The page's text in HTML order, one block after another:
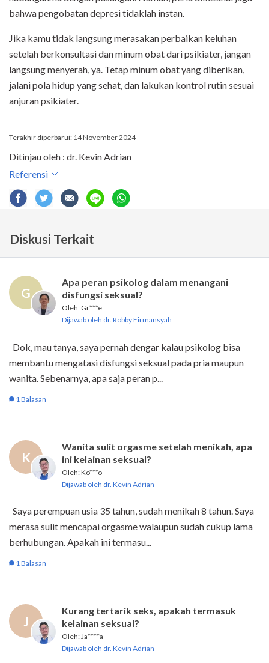
bahwa pengobatan depresi tidaklah instan.
Jika kamu tidak langsung merasakan perbaikan keluhan
setelah berkonsultasi dan minum obat dari psikiater, jangan
langsung menyerah, ya. Tetap minum obat yang diberikan,
jalani pola hidup yang sehat, dan lakukan kontrol rutin sesuai
anjuran psikiater.
Terakhir diperbarui: 14 November 2024